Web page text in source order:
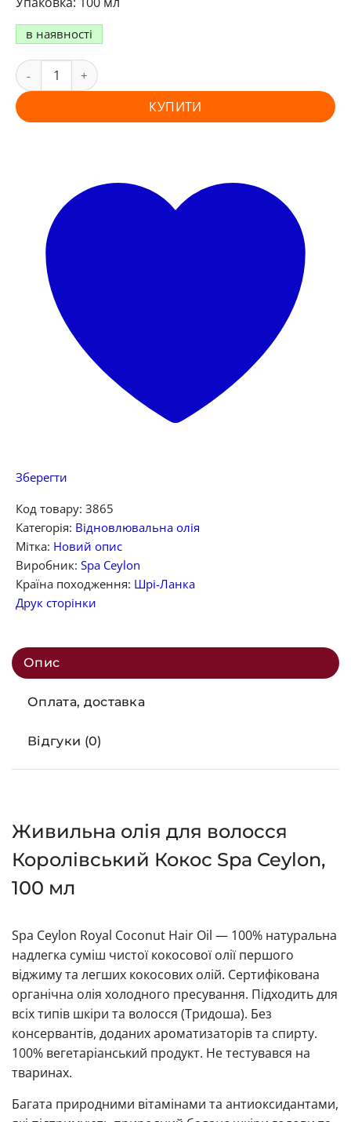
в наявності
КУПИТИ
Зберегти
Код товару: 3865
Категорія: Відновлювальна олія
Мітка: Новий опис
Виробник: Spa Ceylon
Країна походження: Шрі-Ланка
Друк сторінки
Опис
Оплата, доставка
Відгуки (0)
Живильна олія для волосся
Королівський Кокос Spa Ceylon,
100 мл
Spa Ceylon Royal Coconut Hair Oil — 100% натуральна
надлегка суміш чистої кокосової олії першого
віджиму та легших кокосових олій. Сертифікована
органічна олія холодного пресування. Підходить для
всіх типів шкіри та волосся (Тридоша). Без
консервантів, доданих ароматизаторів та спирту.
100% вегетаріанський продукт. Не тестувався на
тваринах.
Багата природними вітамінами та антиоксидантами,